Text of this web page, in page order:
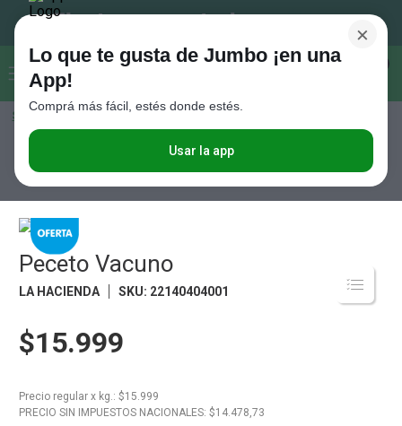
Buscar...
Seleccioná el método de entrega
×
Lo que te gusta de Jumbo ¡en una
App!
Comprá más fácil, estés donde estés.
Usar la app
Novillito Peceto Vacuno
Peceto Vacuno
LA HACIENDA SKU: 22140404001
$15.999
Precio regular x kg. : $15.999
PRECIO SIN IMPUESTOS NACIONALES: $14.478,73
Términos más buscados
Cerveza
Galletitas
Fideos
Valijas